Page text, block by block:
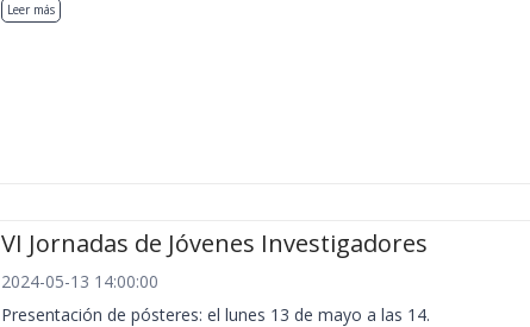
Leer más
VI Jornadas de Jóvenes Investigadores
2024-05-13 14:00:00
Presentación de pósteres: el lunes 13 de mayo a las 14.